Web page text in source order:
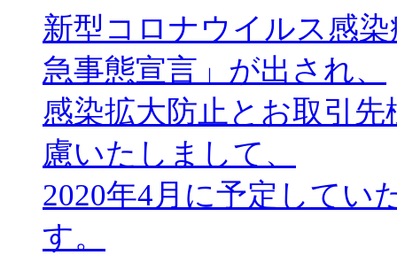
新型コロナウイルス感
急事態宣言」が出され、
感染拡大防止とお取引
慮いたしまして、
2020年4月に予定してい
す。